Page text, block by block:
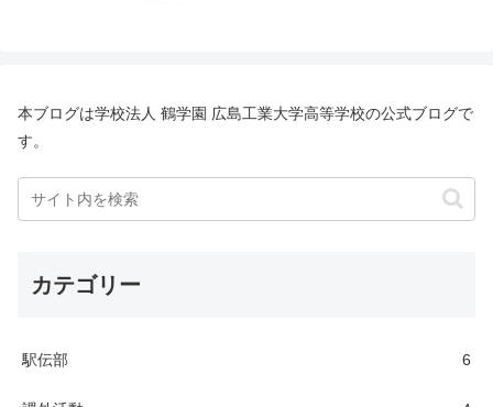
本ブログは学校法人 鶴学園 広島工業大学高等学校の公式ブログで
す。
カテゴリー
駅伝部 6